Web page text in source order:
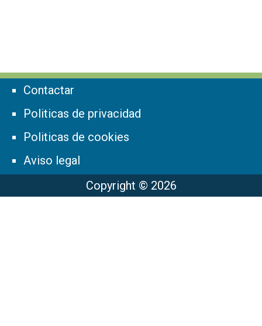
Contactar
Politicas de privacidad
Politicas de cookies
Aviso legal
Copyright © 2026